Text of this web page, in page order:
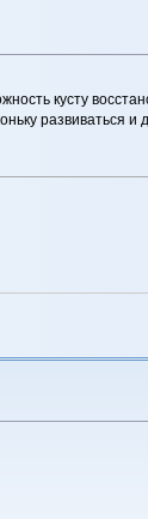
кусту
развиваться